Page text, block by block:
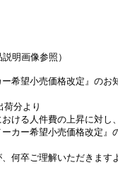
明画像参照）
希望小売価格改定』のお
分より
ける人件費の上昇に対し
カー希望小売価格改定』
何卒ご理解いただきます